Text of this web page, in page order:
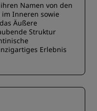
Namen von den
Inneren sowie
Äußere
Struktur
Erlebnis